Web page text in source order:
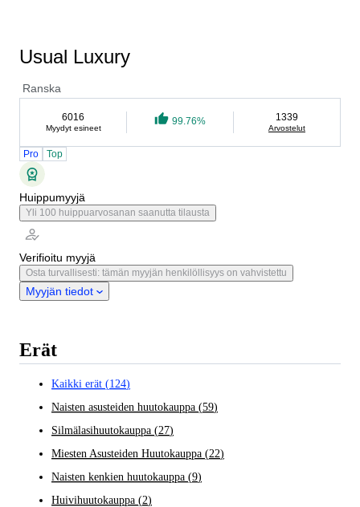
Usual Luxury
Ranska
6016
Myydyt esineet
99.76% 1339
Arvostelut
Pro Top
Huippumyyjä
Yli 100 huippuarvosanan saanutta tilausta
Verifioitu myyjä
Osta turvallisesti: tämän myyjän henkilöllisyys on vahvistettu
Myyjän tiedot
Erät
Kaikki erät (124)
Naisten asusteiden huutokauppa (59)
Silmälasihuutokauppa (27)
Miesten Asusteiden Huutokauppa (22)
Naisten kenkien huutokauppa (9)
Huivihuutokauppa (2)